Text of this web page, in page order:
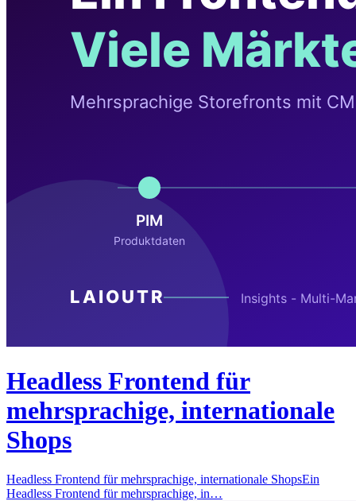
Headless Frontend für
mehrsprachige, internationale
Shops
Headless Frontend für mehrsprachige, internationale ShopsEin
Headless Frontend für mehrsprachige, in…